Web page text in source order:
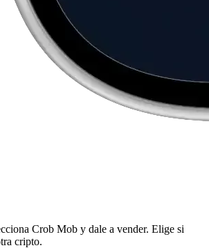
Crob Mob y dale a vender. Elige si
cripto.